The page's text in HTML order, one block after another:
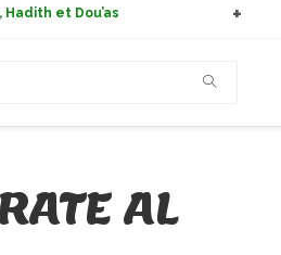
Hadith et Dou’as
AL